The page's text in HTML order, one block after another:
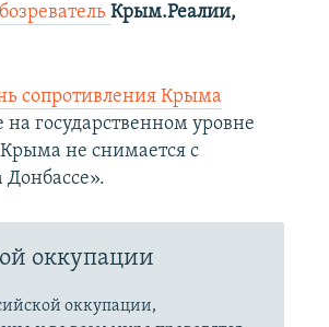
Крым.Реалии,
сопротивления Крыма
на государственном уровне
Крыма не снимается с
оккупации
оккупации,